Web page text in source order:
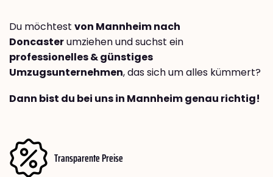
Du möchtest von Mannheim nach
Doncasterumziehen und suchst ein
professionelles & günstiges
Umzugsunternehmen, das sich um alles kümmert?
Dann bist du bei uns in Mannheim genau richtig!
Transparente Preise